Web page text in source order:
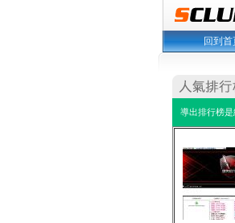
回到首
導出排行榜是